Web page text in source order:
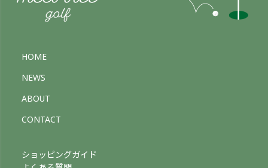
HOME
NEWS
ABOUT
CONTACT
ショッピングガイド